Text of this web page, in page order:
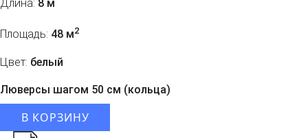
Длина: 8 м
Площадь: 48 м2
Цвет: белый
Люверсы шагом 50 см (кольца)
В КОРЗИНУ